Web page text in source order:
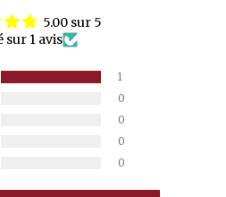
5.00 sur 5
sur 1 avis
1
0
0
0
0